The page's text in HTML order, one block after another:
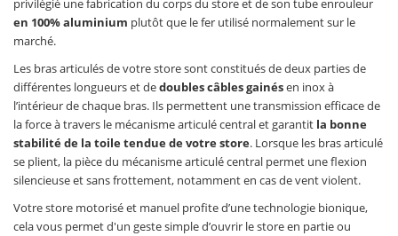
privilégié une fabrication du corps du store et de son tube enrouleur
en 100% aluminium plutôt que le fer utilisé normalement sur le
marché.
Les bras articulés de votre store sont constitués de deux parties de
différentes longueurs et dedoubles câbles gainésen inox à
l’intérieur de chaque bras. Ils permettent une transmission efficace de
la force à travers le mécanisme articulé central et garantit la bonne
stabilité de la toile tendue de votre store. Lorsque les bras articulé
se plient, la pièce du mécanisme articulé central permet une flexion
silencieuse et sans frottement, notamment en cas de vent violent.
Votre store motorisé et manuel profite d’une technologie bionique,
cela vous permet d'un geste simple d’ouvrir le store en partie ou